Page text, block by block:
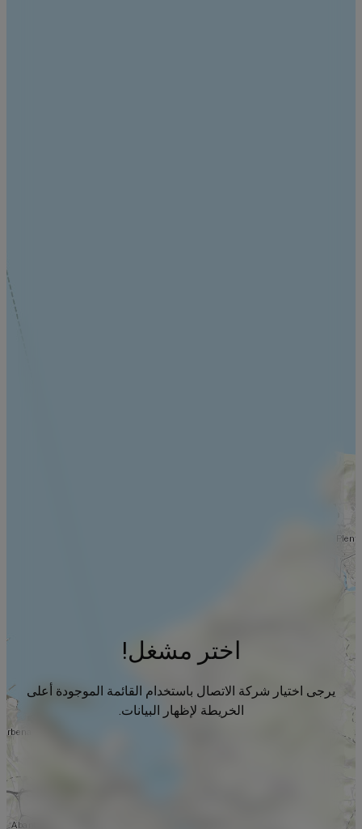
اختر مشغل!
يرجى اختيار شركة الاتصال باستخدام القائمة الموجودة أعلى
الخريطة لإظهار البيانات.